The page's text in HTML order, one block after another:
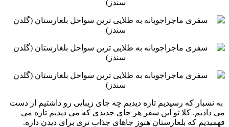
‏‏ به نسبار که رسیدیم تازه دیدیم چه جای زیبایی رو داشتیم از دست
می دادیم. کلا تو این سفر هر جای جدیدی که می دیدیم ‏تازه می
فهمیدیم که بلغارستان هنوز جاهای جذاب تری برای دیدن داره. ‏ ‏